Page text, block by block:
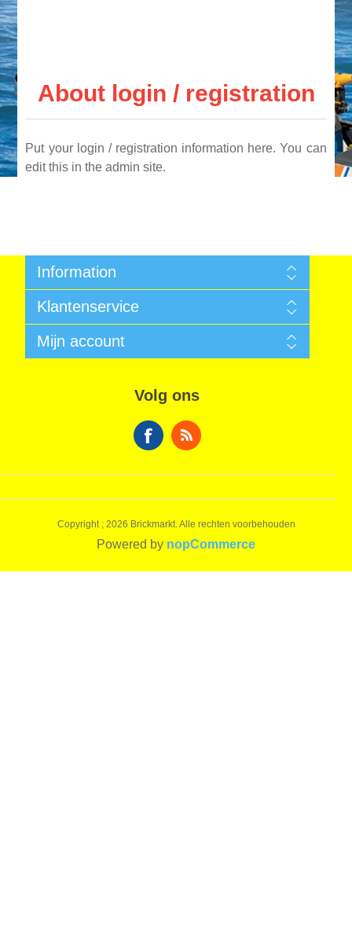
About login / registration
Put your login / registration information here. You can
edit this in the admin site.
Information
Sitemap
Betalen
Garantie
Verzendkosten
Algemene voorwaarden
Klantenservice
Nieuws
Mijn account
Volg ons
Copyright ; 2026 Brickmarkt. Alle rechten voorbehouden
Powered by nopCommerce